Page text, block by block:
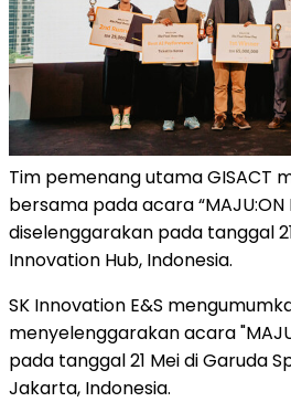
Tim pemenang utama GISACT
bersama pada acara
diselenggarakan pada tanggal
Innovation Hub, Indonesia.
SK Innovation E&S
menyelenggarakan acara
pada tanggal 21 Mei di Garuda
Jakarta, Indonesia.